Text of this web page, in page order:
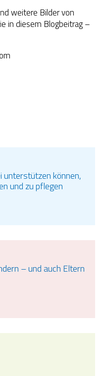
weitere Bilder von
in diesem Blogbeitrag –
unterstützen können,
und zu pflegen
– und auch Eltern